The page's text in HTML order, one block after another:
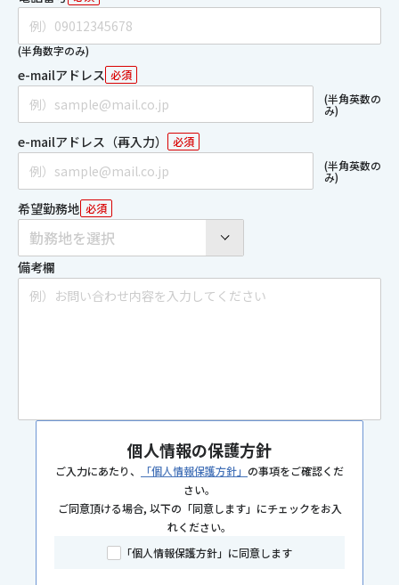
(半角数字のみ)
e-mailアドレス 必須
(半角英数の
み)
e-mailアドレス（再入力）
必須
(半角英数の
み)
希望勤務地 必須
勤務地を選択
備考欄
個人情報の保護方針
ご入力にあたり、 「個人情報保護方針」 の事項をご確認くだ
さい。
ご同意頂ける場合, 以下の「同意します」にチェックをお入
れください。
「個人情報保護方針」に同意します